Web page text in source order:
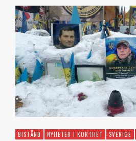
BISTÅND NYHETER I KORTHET SVERIGE